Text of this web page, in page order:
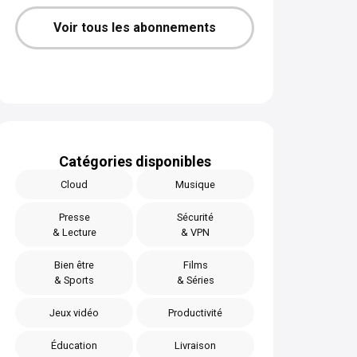
Voir tous les abonnements
Catégories disponibles
Cloud Musique
Presse
& Lecture
Sécurité
& VPN
Bien être
& Sports
Films
& Séries
Jeux vidéo Productivité
Éducation Livraison